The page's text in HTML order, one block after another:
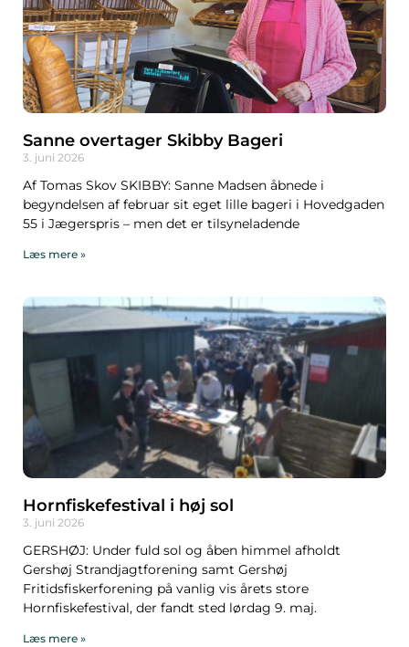
Sanne overtager Skibby Bageri
3. juni 2026
Af Tomas Skov SKIBBY: Sanne Madsen åbnede i
begyndelsen af februar sit eget lille bageri i Hovedgaden
55 i Jægerspris – men det er tilsyneladende
Læs mere »
Hornfiskefestival i høj sol
3. juni 2026
GERSHØJ: Under fuld sol og åben himmel afholdt
Gershøj Strandjagtforening samt Gershøj
Fritidsfiskerforening på vanlig vis årets store
Hornfiskefestival, der fandt sted lørdag 9. maj.
Læs mere »